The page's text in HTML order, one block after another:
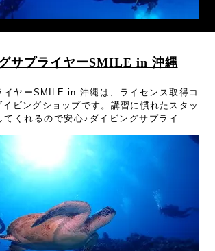
サプライヤーSMILE in 沖縄
イヤーSMILE in 沖縄は、ライセンス取得コ
ビングショップです。講習に慣れたスタッ
くれるので安心♪ダイビングサプライヤー